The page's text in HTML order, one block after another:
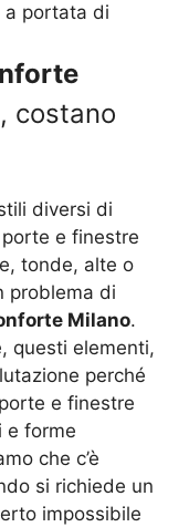
a portata di
costano
diversi di
e finestre
tonde, alte o
problema di
Milano.
questi elementi,
perché
e finestre
e forme
che c’è
si richiede un
impossibile